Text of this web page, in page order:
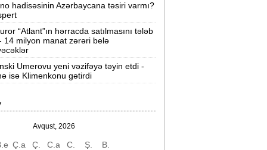
kritik addım: Rusiya və
qarşı yeni plan
Şəhər Poliklinikasında tibbi
60-80 manata satılır? -
ən yüksək təhsil haqqı
David Seliverstov" Kazım
çıxdı! -Bir dələduzla bağlı
hadisəsinin Azərbaycana təsiri varmı?
“Atlant”ın hərracda satılmasını tələb
14 milyon manat zərəri belə
Umerovu yeni vəzifəyə təyin etdi -
isə Klimenkonu gətirdi
Avqust, 2026
Ç.a Ç. C.a C. Ş. B.